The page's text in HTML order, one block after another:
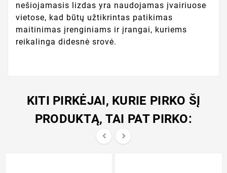
nešiojamasis lizdas yra naudojamas įvairiuose
vietose, kad būtų užtikrintas patikimas
maitinimas įrenginiams ir įrangai, kuriems
reikalinga didesnė srovė.
KITI PIRKĖJAI, KURIE PIRKO ŠĮ
PRODUKTĄ, TAI PAT PIRKO:
 